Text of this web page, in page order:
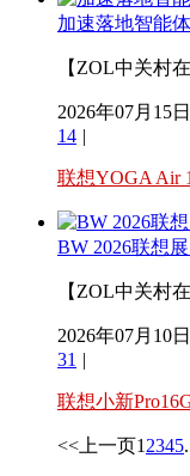
加速落地智能
【ZOL中关村
2026年07月15
14 |
联想YOGA Air
BW 2026联想
【ZOL中关村
2026年07月10
31 |
联想小新
<<上一页1 2345